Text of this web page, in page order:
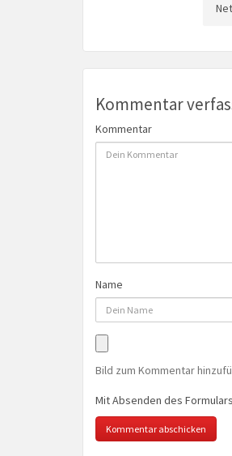
Kommentar
Kommentar
Name
Bild zum Kommentar
Mit Absenden des